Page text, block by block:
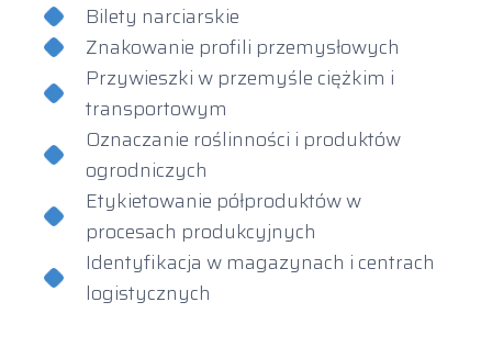
Bilety narciarskie
Znakowanie profili przemysłowych
Przywieszki w przemyśle ciężkim i
transportowym
Oznaczanie roślinności i produktów
ogrodniczych
Etykietowanie półproduktów w
procesach produkcyjnych
Identyfikacja w magazynach i centrach
logistycznych